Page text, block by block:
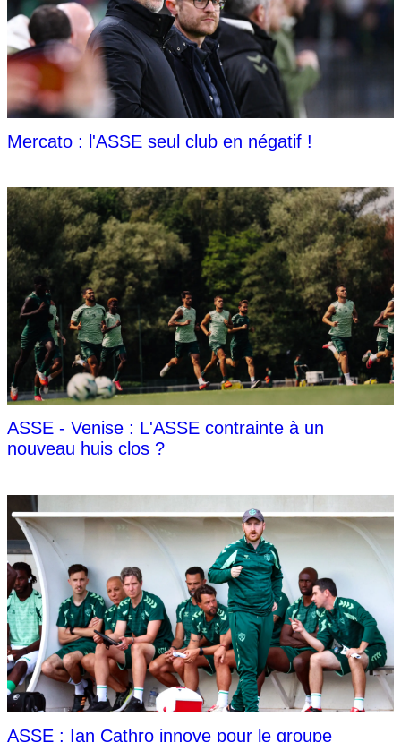
Mercato : l'ASSE seul club en négatif !
ASSE - Venise : L'ASSE contrainte à un
nouveau huis clos ?
ASSE : Ian Cathro innove pour le groupe